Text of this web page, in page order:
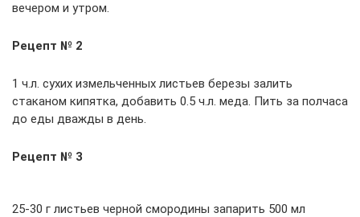
вечером и утром.
Рецепт № 2
1 ч.л. сухих измельченных листьев березы залить
стаканом кипятка, добавить 0.5 ч.л. меда. Пить за полчаса
до еды дважды в день.
Рецепт № 3
25-30 г листьев черной смородины запарить 500 мл